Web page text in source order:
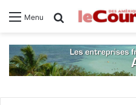
Menu Rechercher